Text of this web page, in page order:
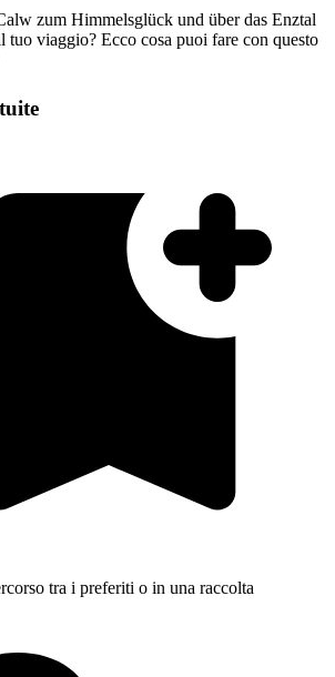
zum Himmelsglück und über das Enztal
tuo viaggio? Ecco cosa puoi fare con questo
tra i preferiti o in una raccolta